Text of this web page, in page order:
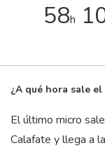
58h
¿A qué hora sale
El último micro
Calafate y llega a